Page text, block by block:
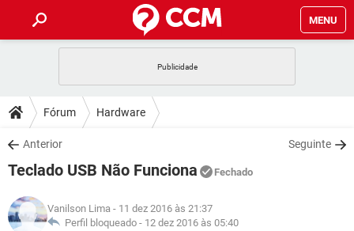
MENU
CELULAR
OUTLOOK
INSTAGRAM GMAIL
GUIA DE COMPRAS
DICAS
JOGOS
INSTAGRAM GMAIL
DOWNLOADS
JOGOS WHATSAPP
CELULAR
OUTLOOK EXCEL
JOGOS WHATSAPP
GLOSSÁRIO
Fórum Hardware
Anterior Seguinte
Teclado USB Não Funciona Fechado
Vanilson Lima - 11 dez 2016 às 21:37
Perfil bloqueado - 12 dez 2016 às 05:40